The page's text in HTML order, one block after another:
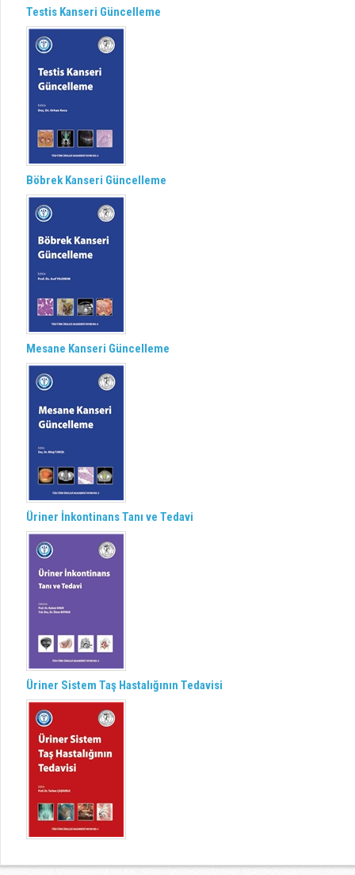
Testis Kanseri Güncelleme
Böbrek Kanseri Güncelleme
Mesane Kanseri Güncelleme
Üriner İnkontinans Tanı ve Tedavi
Üriner Sistem Taş Hastalığının Tedavisi